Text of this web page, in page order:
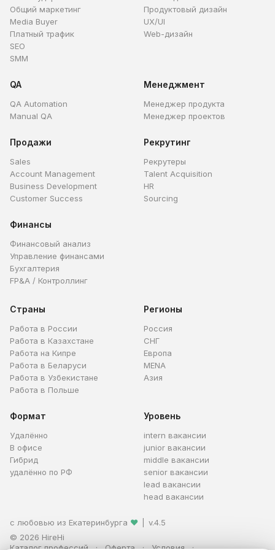
Общий маркетинг
Media Buyer
Платный трафик
SEO
SMM
Продуктовый дизайн
UX/UI
Web-дизайн
QA
QA Automation
Manual QA
Менеджмент
Менеджер продукта
Менеджер проектов
Продажи
Sales
Account Management
Business Development
Customer Success
Рекрутинг
Рекрутеры
Talent Acquisition
HR
Sourcing
Финансы
Финансовый анализ
Управление финансами
Бухгалтерия
FP&A / Контроллинг
Страны
Работа в России
Работа в Казахстане
Работа на Кипре
Работа в Беларуси
Работа в Узбекистане
Работа в Польше
Регионы
Россия
СНГ
Европа
MENA
Азия
Формат
Удалённо
В офисе
Гибрид
удалённо по РФ
Уровень
intern вакансии
junior вакансии
middle вакансии
senior вакансии
lead вакансии
head вакансии
с любовью из Екатеринбурга ❤
v.4.5
© 2026 HireHi
Каталог профессий
Оферта Условия